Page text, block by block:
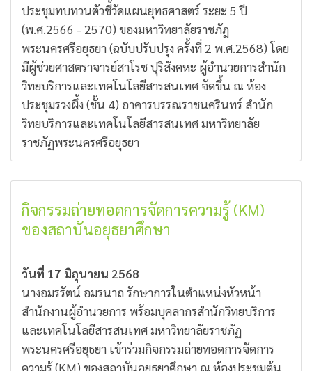
ประชุมทบทวนตัวชี้วัดแผนยุทธศาสตร์ ระยะ 5 ปี
(พ.ศ.2566 - 2570) ของมหาวิทยาลัยราชภัฎ
พระนครศรีอยุธยา (ฉบับปรับปรุง ครั้งที่ 2 พ.ศ.2568) โดย
มีผู้ช่วยศาสตราจารย์สาโรช ปุริสังคหะ ผู้อำนวยการสำนัก
วิทยบริการและเทคโนโลยีสารสนเทศ จัดขึ้น ณ ห้อง
ประชุมรวงผึ้ง (ชั้น 4) อาคารบรรณราชนครินทร์ สำนัก
วิทยบริการและเทคโนโลยีสารสนเทศ มหาวิทยาลัย
ราชภัฏพระนครศรีอยุธยา
กิจกรรมถ่ายทอดการจัดการความรู้ (KM)
ของสถาบันอยุธยาศึกษา
วันที่ 17 มิถุนายน 2568
นางอมรรัตน์ อมรนาถ รักษาการในตำแหน่งหัวหน้า
สำนักงานผู้อำนวยการ พร้อมบุคลากรสำนักวิทยบริการ
และเทคโนโลยีสารสนเทศ มหาวิทยาลัยราชภัฏ
พระนครศรีอยุธยา เข้าร่วมกิจกรรมถ่ายทอดการจัดการ
ความรู้ (KM) ของสถาบันอยุธยาศึกษา ณ ห้องประชุมต้น